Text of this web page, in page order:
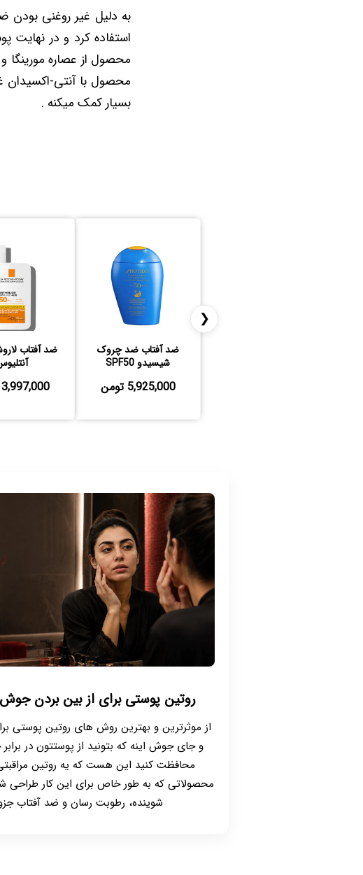
به دلیل غیر روغنی
استفاده کرد و در
محصول با آنتی-
بسیار کمک میکنه .
❮
ضد آفتاب ضد چروک
شیسیدو SPF50
5,925,000 تومن
ضد آفتاب
3,997,000 تومن
روتین پوستی برای از بین بردن
از موثرترین و بهترین روش های روتین پوستی
و جای جوش اینه که بتونید از پوستتون در
محافظت کنید این هست که یه روتین مراقبتی
محصولاتی که به طور خاص برای این کار
شوینده، رطوبت رسان و ضد آفتاب